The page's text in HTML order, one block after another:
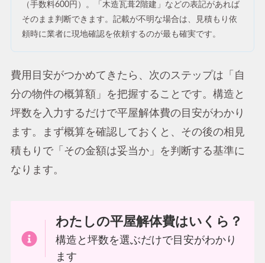
（手数料600円）。「木造瓦葺2階建」などの表記があれば
そのまま判断できます。記載が不明な場合は、見積もり依
頼時に業者に現地確認を依頼するのが最も確実です。
費用目安がつかめてきたら、次のステップは「自
分の物件の概算額」を把握することです。構造と
坪数を入力するだけで平屋解体費の目安がわかり
ます。まず概算を確認しておくと、その後の相見
積もりで「その金額は妥当か」を判断する基準に
なります。
わたしの平屋解体費はいくら？
構造と坪数を選ぶだけで目安がわかり
ます